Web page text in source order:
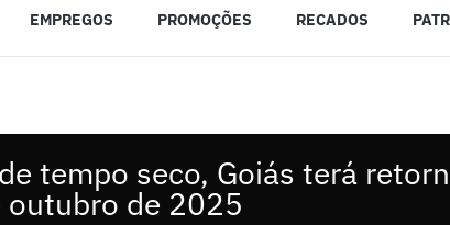
EMPREGOS PROMOÇÕES RECADOS
tempo seco, Goiás terá
outubro de 2025